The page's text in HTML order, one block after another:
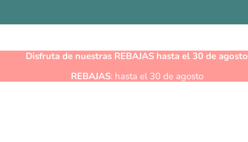
Disfruta de nuestras REBAJAS hasta el 30 de agosto
REBAJAS: hasta el 30 de agosto